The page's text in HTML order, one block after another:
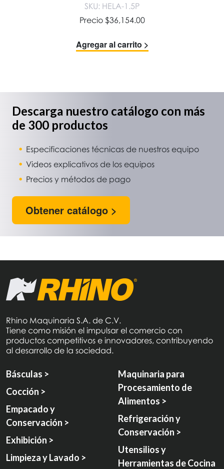
SKU: HELA-1.5P
Precio $36,154.00
Agregar al carrito >
Descarga nuestro catálogo con más
de 300 productos
Especificaciones técnicas de nuestros equipo
Videos explicativos de los equipos
Precios y métodos de pago
Obtener catálogo >
Rhino Maquinaria S.A. de C.V.
Tiene como misión el impulsar el comercio con
productos competitivos e innovadores, contribuyendo
al desarrollo de la sociedad.
Básculas >
Cocción >
Empacado y
Conservación >
Exhibición >
Limpieza y Lavado >
Maquinaria para
Procesamiento de
Alimentos >
Refrigeración y
Conservación >
Utensilios y
Herramientas de Cocina